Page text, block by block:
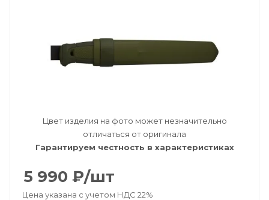
Цвет изделия на фото может незначительно
отличаться от оригинала
Гарантируем честность в характеристиках
5 990 ₽/шт
Цена указана с учетом НДС 22%